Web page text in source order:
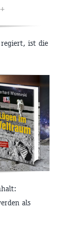
regiert, ist die
als